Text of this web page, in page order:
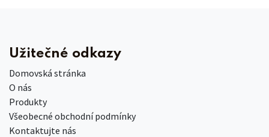
Užitečné odkazy
Domovská stránka
O nás
Produkty
Všeobecné obchodní podmínky
Kontaktujte nás